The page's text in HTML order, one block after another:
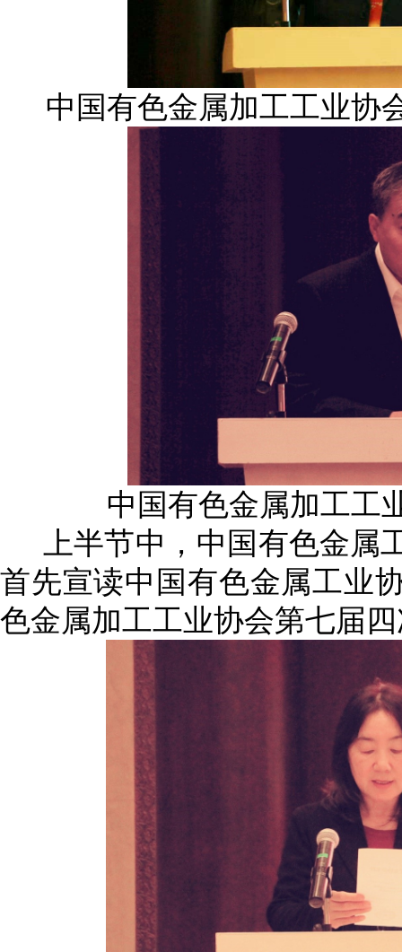
中国有色金属加工工业协
中国有色金属加工工
上半节中，中国有色金
首先宣读中国有色金属工业
色金属加工工业协会第七届